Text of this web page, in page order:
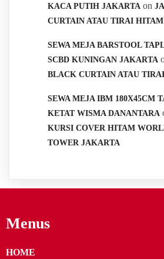
KACA PUTIH JAKARTA on
CURTAIN ATAU TIRAI
SEWA MEJA BARSTOOL
SCBD KUNINGAN JAKARTA
BLACK CURTAIN ATAU
SEWA MEJA IBM 180X45CM
KETAT WISMA DANANTARA
KURSI COVER HITAM
TOWER JAKARTA
Menus
HOME